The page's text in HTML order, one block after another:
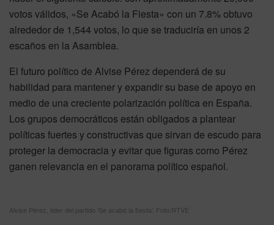
votos válidos, «Se Acabó la Fiesta» con un 7.8% obtuvo
alrededor de 1,544 votos, lo que se traduciría en unos 2
escaños en la Asamblea.
El futuro político de Alvise Pérez dependerá de su
habilidad para mantener y expandir su base de apoyo en
medio de una creciente polarización política en España.
Los grupos democráticos están obligados a plantear
políticas fuertes y constructivas que sirvan de escudo para
proteger la democracia y evitar que figuras como Pérez
ganen relevancia en el panorama político español.
Alvise Pérez, líder del partido ‘Se acabó la fiesta’. Foto:RTVE